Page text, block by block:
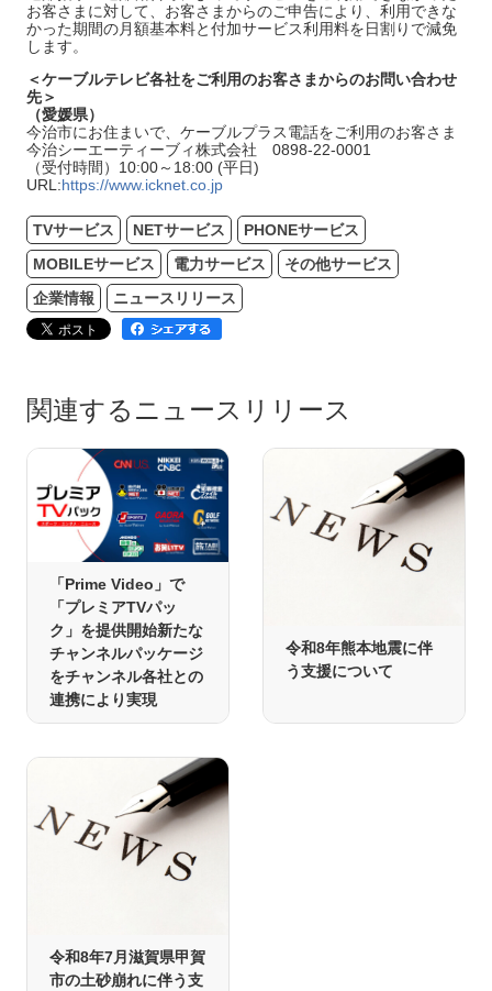
お客さまに対して、お客さまからのご申告により、利用できな
かった期間の月額基本料と付加サービス利用料を日割りで減免
します。
＜ケーブルテレビ各社をご利用のお客さまからのお問い合わせ
先＞
（愛媛県）
今治市にお住まいで、ケーブルプラス電話をご利用のお客さま
今治シーエーティーブィ株式会社 0898-22-0001
（受付時間）10:00～18:00 (平日)
URL:https://www.icknet.co.jp
TVサービス NETサービス
PHONEサービス
MOBILEサービス
電力サービス
その他サービス
企業情報
ニュースリリース
関連するニュースリリース
「Prime Video」で
「プレミアTVパッ
ク」を提供開始新たな
チャンネルパッケージ
をチャンネル各社との
連携により実現
令和8年熊本地震に伴
う支援について
令和8年7月滋賀県甲賀
市の土砂崩れに伴う支